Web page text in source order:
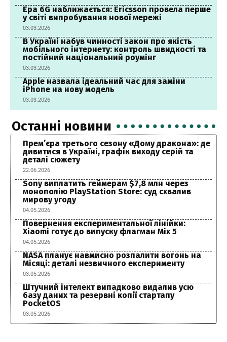
Ера 6G наближається: Ericsson провела перше
у світі випробування нової мережі
03.03.2026
В Україні набув чинності закон про якість
мобільного інтернету: контроль швидкості та
постійний національний роумінг
03.03.2026
Apple назвала ідеальний час для заміни
iPhone на нову модель
03.03.2026
Останні новини
Прем’єра третього сезону «Дому дракона»: де
дивитися в Україні, графік виходу серій та
деталі сюжету
22.06.2026
Sony виплатить геймерам $7,8 млн через
монополію PlayStation Store: суд схвалив
мирову угоду
04.05.2026
Повернення експериментальної лінійки:
Xiaomi готує до випуску флагман Mix 5
04.05.2026
NASA планує навмисно розпалити вогонь на
Місяці: деталі незвичного експерименту
03.05.2026
Штучний інтелект випадково видалив усю
базу даних та резервні копії стартапу
PocketOS
03.05.2026